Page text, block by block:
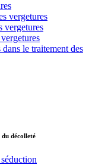
vergetures
vergetures
le traitement des
décolleté